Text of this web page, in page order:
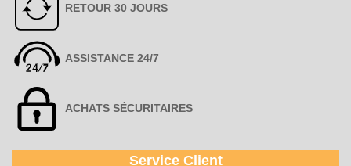
RETOUR 30 JOURS
ASSISTANCE 24/7
ACHATS SÉCURITAIRES
Service Client